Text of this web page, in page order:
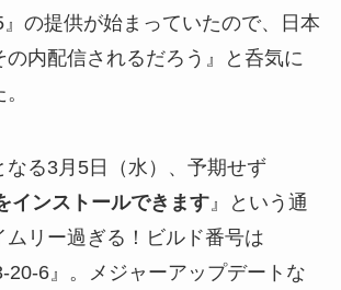
の提供が始まっていたので、日本
の内配信されるだろう』と呑気に
なる3月5日（水）、予期せず
インストールできます』という通
ムリー過ぎる！ビルド番号は
20-6』。メジャーアップデートな